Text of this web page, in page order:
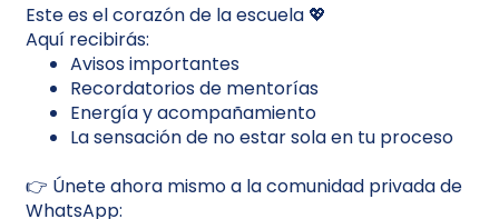
Este es el corazón de la escuela 💖
Aquí recibirás:
Avisos importantes
Recordatorios de mentorías
Energía y acompañamiento
La sensación de no estar sola en tu proceso
👉 Únete ahora mismo a la comunidad privada de
WhatsApp: